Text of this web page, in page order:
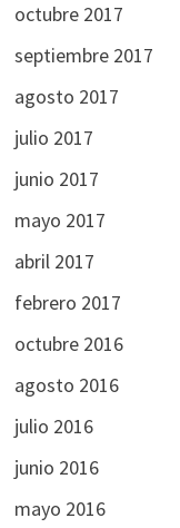
octubre 2017
septiembre 2017
agosto 2017
julio 2017
junio 2017
mayo 2017
abril 2017
febrero 2017
octubre 2016
agosto 2016
julio 2016
junio 2016
mayo 2016